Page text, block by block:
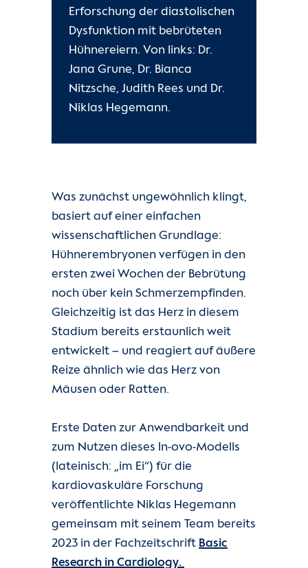
Erforschung der diastolischen
Dysfunktion mit bebrüteten
Hühnereiern. Von links: Dr.
Jana Grune, Dr. Bianca
Nitzsche, Judith Rees und Dr.
Niklas Hegemann.
Was zunächst ungewöhnlich klingt,
basiert auf einer einfachen
wissenschaftlichen Grundlage:
Hühnerembryonen verfügen in den
ersten zwei Wochen der Bebrütung
noch über kein Schmerzempfinden.
Gleichzeitig ist das Herz in diesem
Stadium bereits erstaunlich weit
entwickelt – und reagiert auf äußere
Reize ähnlich wie das Herz von
Mäusen oder Ratten.
Erste Daten zur Anwendbarkeit und
zum Nutzen dieses In-ovo-Modells
(lateinisch: „im Ei“) für die
kardiovaskuläre Forschung
veröffentlichte Niklas Hegemann
gemeinsam mit seinem Team bereits
2023 in der Fachzeitschrift Basic
Research in Cardiology.